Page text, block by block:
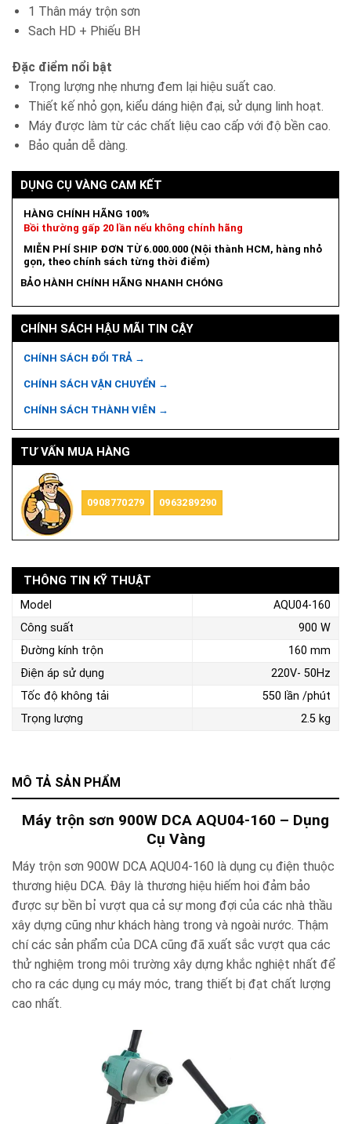
1 Thân máy trộn sơn
Sach HD + Phiếu BH
Đặc điểm nổi bật
Trọng lượng nhẹ nhưng đem lại hiệu suất cao.
Thiết kế nhỏ gọn, kiểu dáng hiện đại, sử dụng linh hoạt.
Máy được làm từ các chất liệu cao cấp với độ bền cao.
Bảo quản dễ dàng.
DỤNG CỤ VÀNG CAM KẾT
HÀNG CHÍNH HÃNG 100%
Bồi thường gấp 20 lần nếu không chính hãng
MIỄN PHÍ SHIP ĐƠN TỪ 6.000.000 (Nội thành HCM, hàng nhỏ
gọn, theo chính sách từng thời điểm)
BẢO HÀNH CHÍNH HÃNG NHANH CHÓNG
CHÍNH SÁCH HẬU MÃI TIN CẬY
CHÍNH SÁCH ĐỔI TRẢ →
CHÍNH SÁCH VẬN CHUYỂN →
CHÍNH SÁCH THÀNH VIÊN →
TƯ VẤN MUA HÀNG
0908770279 0963289290
MÔ TẢ SẢN PHẨM
Máy trộn sơn 900W DCA AQU04-160 – Dụng
Cụ Vàng
Máy trộn sơn 900W DCA AQU04-160 là dụng cụ điện thuộc
thương hiệu DCA. Đây là thương hiệu hiếm hoi đảm bảo
được sự bền bỉ vượt qua cả sự mong đợi của các nhà thầu
xây dựng cũng như khách hàng trong và ngoài nước. Thậm
chí các sản phẩm của DCA cũng đã xuất sắc vượt qua các
thử nghiệm trong môi trường xây dựng khắc nghiệt nhất để
cho ra các dụng cụ máy móc, trang thiết bị đạt chất lượng
cao nhất.
THÔNG TIN KỸ THUẬT
Model
AQU04-160
Công suất
900 W
Đường kính trộn
160 mm
Điện áp sử dụng
220V- 50Hz
Tốc độ không tải
550 lần /phút
Trọng lượng
2.5 kg